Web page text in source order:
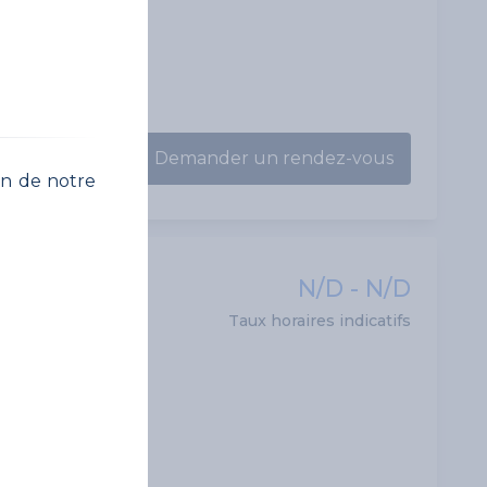
Demander un rendez-vous
N/D - N/D
Taux horaires indicatifs
de notre